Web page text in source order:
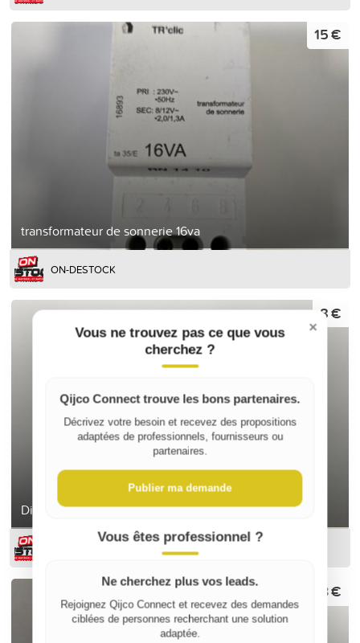
transformateur de sonnerie 16va
15 €
ON-DESTOCK
Disjoncteur Schneider c2
8 €
3 €
×
Vous ne trouvez pas ce que vous
cherchez ?
Qijco Connect trouve les bons partenaires.
Décrivez votre besoin et recevez des propositions
adaptées de professionnels, fournisseurs ou
partenaires.
Publier ma demande
Vous êtes professionnel ?
Ne cherchez plus vos leads.
Rejoignez Qijco Connect et recevez des demandes
ciblées de personnes recherchant une solution
adaptée.